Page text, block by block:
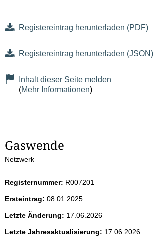
Registereintrag herunterladen (PDF)
Registereintrag herunterladen (JSON)
Inhalt dieser Seite melden
(Mehr Informationen)
S
e
i
t
e
Gaswende
Netzwerk
Registernummer: R007201
Ersteintrag: 08.01.2025
Letzte Änderung: 17.06.2026
Letzte Jahresaktualisierung: 17.06.2026